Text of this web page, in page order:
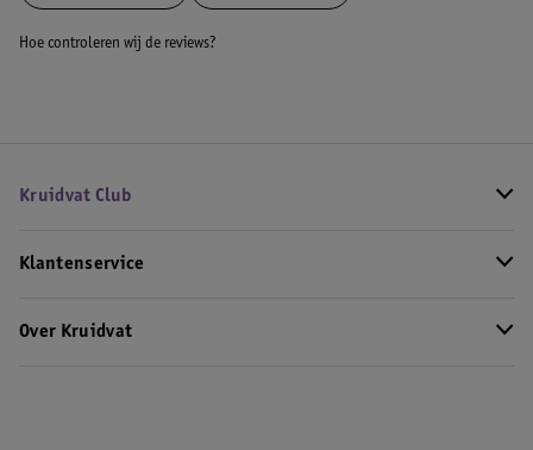
Hoe controleren wij de reviews?
Kruidvat Club
Klantenservice
Over Kruidvat